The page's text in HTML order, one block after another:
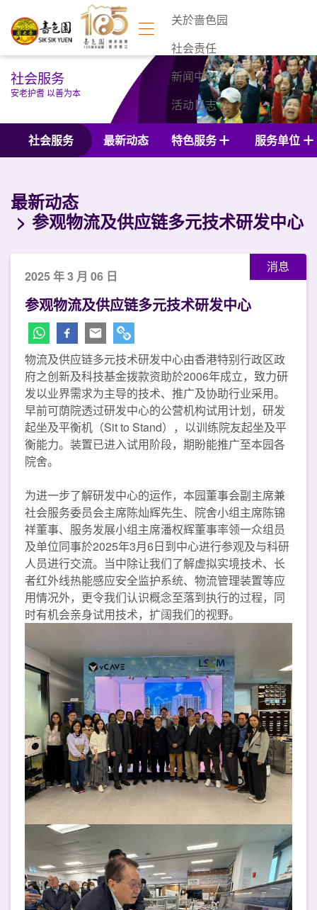
关於啬色园
社会责任
新闻中心
活动日志
联络我们
社会服务
安老护耆 以善为本
社会服务 最新动态 特色服务 服务单位
最新动态
参观物流及供应链多元技术研发中心
消息
2025 年 3 月 06 日
参观物流及供应链多元技术研发中心
物流及供应链多元技术研发中心由香港特别行政区政
府之创新及科技基金拨款资助於2006年成立，致力研
发以业界需求为主导的技术、推广及协助行业采用。
早前可荫院透过研发中心的公营机构试用计划，研发
起坐及平衡机（Sit to Stand），以训练院友起坐及平
衡能力。装置已进入试用阶段，期盼能推广至本园各
院舍。
为进一步了解研发中心的运作，本园董事会副主席兼
社会服务委员会主席陈灿辉先生、院舍小组主席陈锦
祥董事、服务发展小组主席潘权辉董事率领一众组员
及单位同事於2025年3月6日到中心进行参观及与科研
人员进行交流。当中除让我们了解虚拟实境技术、长
者红外线热能感应安全监护系统、物流管理装置等应
用情况外，更令我们认识概念至落到执行的过程，同
时有机会亲身试用技术，扩阔我们的视野。